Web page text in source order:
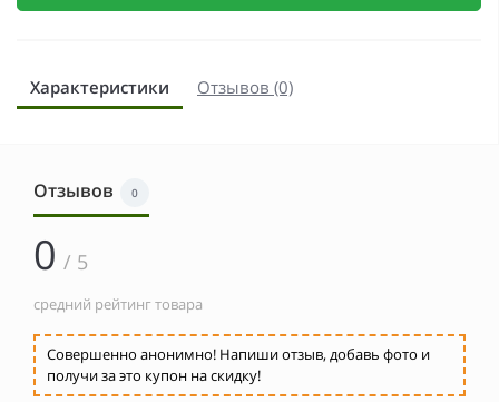
Характеристики Отзывов (0)
Отзывов 0
0 / 5
средний рейтинг товара
Совершенно анонимно! Напиши отзыв, добавь фото и
получи за это купон на скидку!